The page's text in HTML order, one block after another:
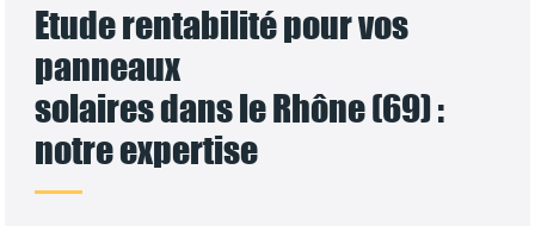
Etude rentabilité pour vos
panneaux
solaires dans le Rhône (69) :
notre expertise